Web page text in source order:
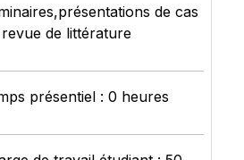
de cas
de littérature
présentiel : 0 heures